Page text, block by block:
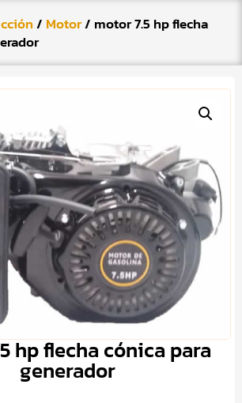
/ Motor/ motor 7.5 hp flecha
hp flecha cónica para
generador